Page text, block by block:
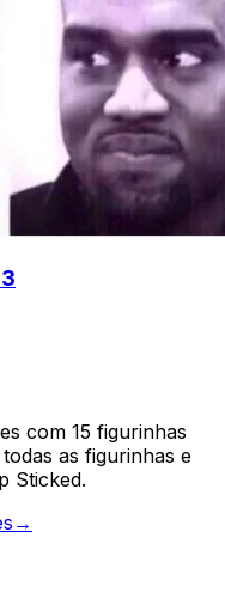
com 15 figurinhas
as figurinhas e
Sticked.
→